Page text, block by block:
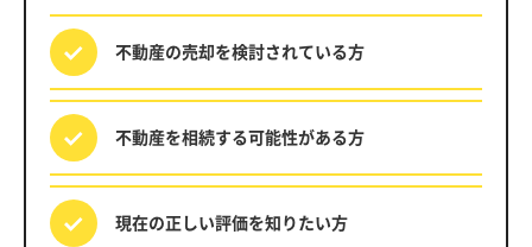
不動産の売却を検討されている方
不動産を相続する可能性がある方
現在の正しい評価を知りたい方